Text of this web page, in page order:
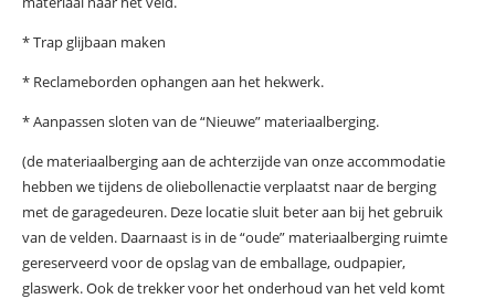
* Trap glijbaan maken
* Reclameborden ophangen aan het hekwerk.
* Aanpassen sloten van de “Nieuwe” materiaalberging.
(de materiaalberging aan de achterzijde van onze accommodatie
hebben we tijdens de oliebollenactie verplaatst naar de berging
met de garagedeuren. Deze locatie sluit beter aan bij het gebruik
van de velden. Daarnaast is in de “oude” materiaalberging ruimte
gereserveerd voor de opslag van de emballage, oudpapier,
glaswerk. Ook de trekker voor het onderhoud van het veld komt